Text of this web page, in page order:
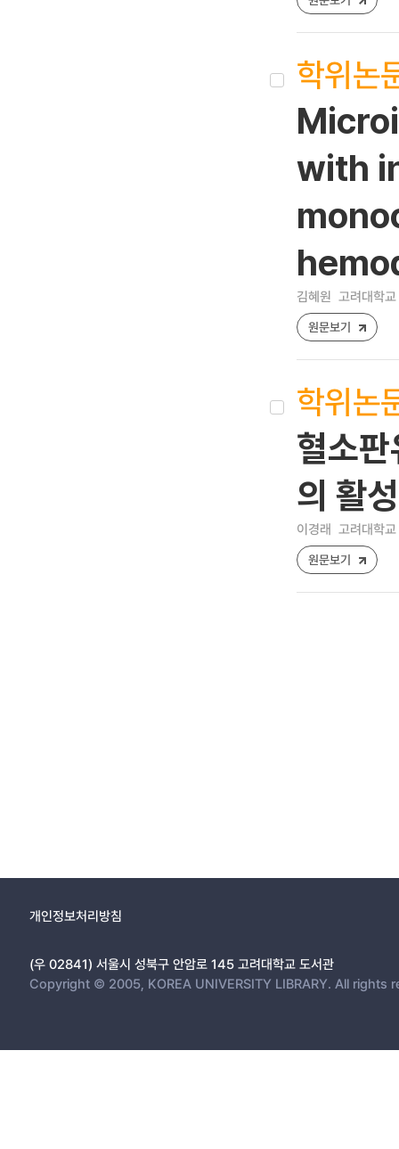
학위논
with
김혜원 고려대학
원문보기
학위논
혈소
의 활
이경래 고려대학
원문보기
개인정보처리방침
(우 02841) 서울시 성북구 안암로 145 고려대학교 도서관
Copyright © 2005, KOREA UNIVERSITY LIBRARY. All rights